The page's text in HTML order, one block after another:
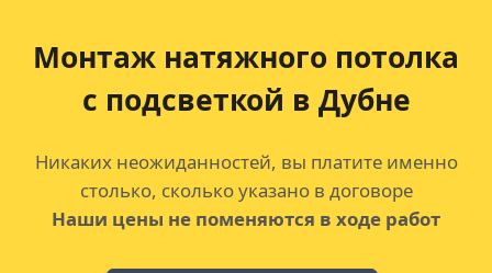
Монтаж натяжного потолка
с подсветкой в Дубне
Никаких неожиданностей, вы платите именно
столько, сколько указано в договоре
Наши цены не поменяются в ходе работ